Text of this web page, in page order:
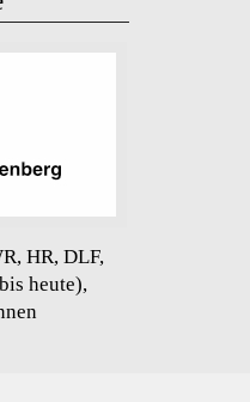
HR, DLF,
heute),